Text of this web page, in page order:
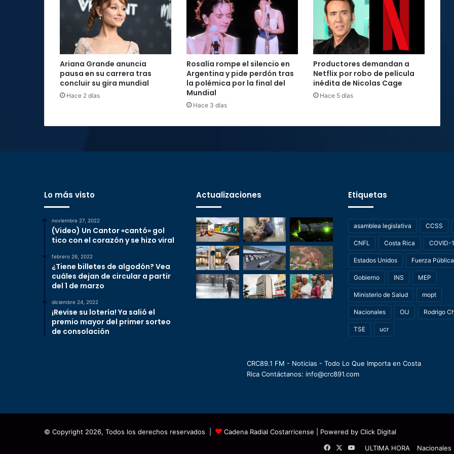
Ariana Grande anuncia
pausa en su carrera tras
concluir su gira mundial
Hace 2 días
Rosalía rompe el silencio en
Argentina y pide perdón tras
la polémica por la final del
Mundial
Hace 3 días
Productores demandan a
Netflix por robo de película
inédita de Nicolas Cage
Hace 5 días
Lo más visto
noviembre 27, 2022
(Video) Un Cantor «cantó» gol
tico con el corazón y se hizo viral
febrero 26, 2022
¿Tiene billetes de algodón? Vea
cuáles dejan de circular a partir
del 1 de marzo
diciembre 24, 2022
¡Revise su lotería! Ya salió el
premio mayor del primer sorteo
de consolación
Actualizaciones Etiquetas
asamblea legislativa CCSS
CNFL Costa Rica COVID-
Estados Unidos Fuerza Pública
Gobierno INS MEP
Ministerio de Salud mopt
Nacionales OIJ Rodrigo
TSE ucr
CRC89.1 FM - Noticias - Todo Lo Que Importa en Costa
Rica Contáctanos: info@crc891.com
© Copyright 2026, Todos los derechos reservados | Cadena Radial Costarricense | Powered by Click Digital
ULTIMA HORA
Nacionales
Facebook
X YouTube